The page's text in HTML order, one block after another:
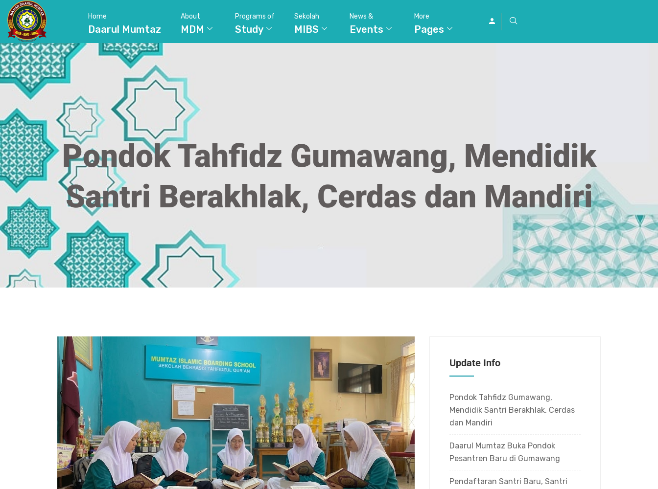
Home
Daarul Mumtaz
About
MDM
Programs of
Study
Sekolah
MIBS
News &
Events
More
Pages
Pondok Tahfidz Gumawang, Mendidik
Santri Berakhlak, Cerdas dan Mandiri
Update Info
Pondok Tahfidz Gumawang,
Mendidik Santri Berakhlak, Cerdas
dan Mandiri
Daarul Mumtaz Buka Pondok
Pesantren Baru di Gumawang
Pendaftaran Santri Baru, Santri